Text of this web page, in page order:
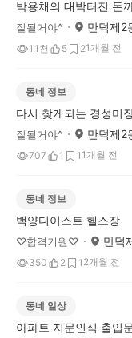
박용채의 대박터진 돈
잘될거야^ 만덕제2
1.1천 5 21개월 전
동네 정보
다시 찾게되는 경성미
잘될거야^ 만덕제2
707 1 1 1개월 전
동네 정보
백양디이스트 헬스장
♡합격기원♡ 만덕
350 2 1 2개월 전
동네 일상
아파트 지문인식 출입